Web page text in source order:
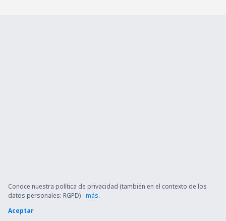
Conoce nuestra política de privacidad (también en el contexto de los
datos personales: RGPD) -más.
Aceptar